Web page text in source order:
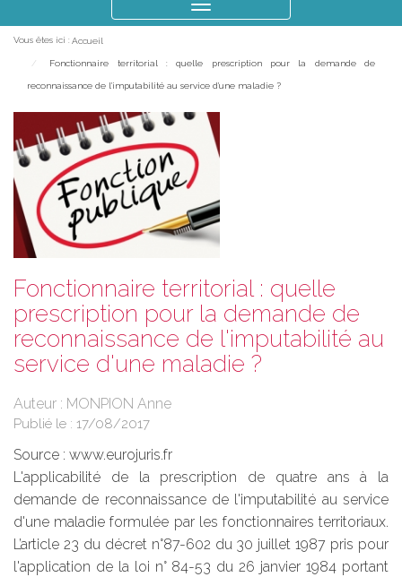
le
Vous êtes ici : Accueil
Fonctionnaire territorial : quelle prescription pour la demande de
reconnaissance de l'imputabilité au service d'une maladie ?
Fonctionnaire territorial : quelle
prescription pour la demande de
reconnaissance de l'imputabilité au
service d'une maladie ?
Auteur : MONPION Anne
Publié le : 17/08/2017
Source : www.eurojuris.fr
L'applicabilité de la prescription de quatre ans à la
demande de reconnaissance de l'imputabilité au service
d'une maladie formulée par les fonctionnaires territoriaux.
L’article 23 du décret n°87-602 du 30 juillet 1987 pris pour
l'application de la loi n° 84-53 du 26 janvier 1984 portant